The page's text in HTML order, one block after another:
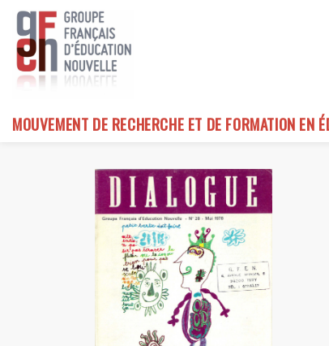
Skip
content
MOUVEMENT DE RECHERCHE ET DE FORMATION EN